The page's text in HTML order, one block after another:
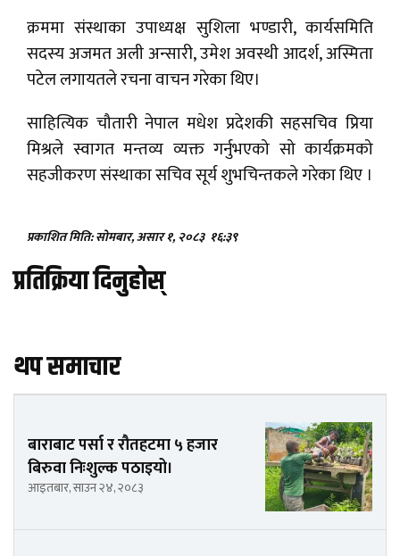
क्रममा संस्थाका उपाध्यक्ष सुशिला भण्डारी, कार्यसमिति
सदस्य अजमत अली अन्सारी, उमेश अवस्थी आदर्श, अस्मिता
पटेल लगायतले रचना वाचन गरेका थिए।
साहित्यिक चौतारी नेपाल मधेश प्रदेशकी सहसचिव प्रिया
मिश्रले स्वागत मन्तव्य व्यक्त गर्नुभएको सो कार्यक्रमको
सहजीकरण संस्थाका सचिव सूर्य शुभचिन्तकले गरेका थिए ।
प्रकाशित मिति: सोमबार, असार १, २०८३ १६:३९
प्रतिक्रिया दिनुहोस्
थप समाचार
बाराबाट पर्सा र रौतहटमा ५ हजार
बिरुवा निःशुल्क पठाइयो।
आइतबार, साउन २४, २०८३